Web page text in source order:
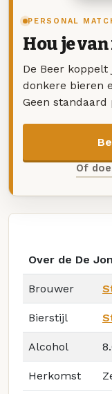
PERSONAL
Hou je
De Beer
donkere bieren
Geen standaard
Of
Over de De
Brouwer
Bierstijl
Alcohol
Herkomst